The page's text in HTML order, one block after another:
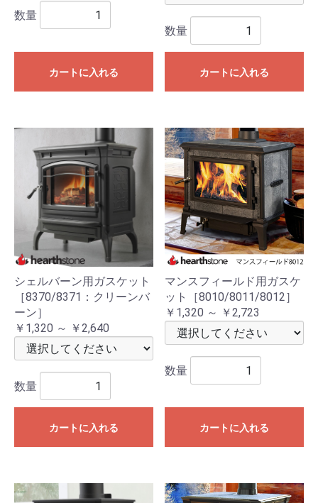
数量
カートに入れる
数量
カートに入れる
シェルバーン用ガスケット
［8370/8371：クリーンバ
ーン］
￥1,320 ～ ￥2,640
数量
カートに入れる
マンスフィールド用ガスケ
ット［8010/8011/8012］
￥1,320 ～ ￥2,723
数量
カートに入れる